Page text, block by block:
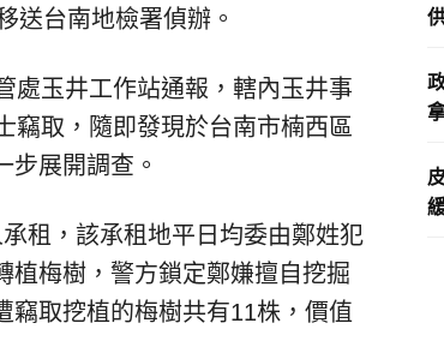
送台南地檢署偵辦。
處玉井工作站通報，轄內玉井事
竊取，隨即發現於台南市楠西區
步展開調查。
租，該承租地平日均委由鄭姓犯
植梅樹，警方鎖定鄭嫌擅自挖掘
竊取挖植的梅樹共有11株，價值